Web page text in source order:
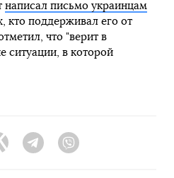
написал письмо украинцам
кто поддерживал его от
что "верит в
ситуации, в которой
Twitter Telegram